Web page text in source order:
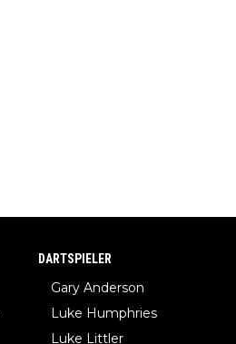
DARTSPIELER
Gary Anderson
Luke Humphries
Luke Littler